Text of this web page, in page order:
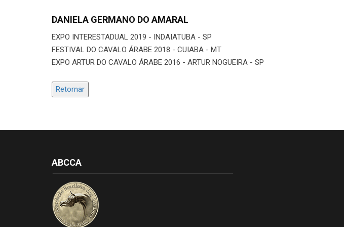
DANIELA GERMANO DO AMARAL
EXPO INTERESTADUAL 2019 - INDAIATUBA - SP
FESTIVAL DO CAVALO ÁRABE 2018 - CUIABA - MT
EXPO ARTUR DO CAVALO ÁRABE 2016 - ARTUR NOGUEIRA - SP
Retornar
ABCCA